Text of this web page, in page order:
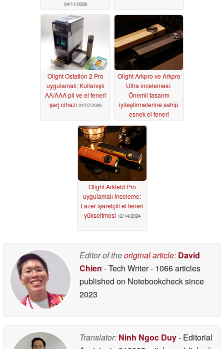
04/11/2026
Olight Ostation 2 Pro
uygulamalı: Kullanışlı
AA/AAA pil ve el feneri
şarj cihazı 01/07/2026
Olight Arkpro ve Arkpro
Ultra incelemesi:
Önemli tasarım
iyileştirmelerine sahip
esnek el feneri
11/28/2025
Olight Arkfeld Pro
uygulamalı inceleme:
Lazer işaretçili el feneri
yükseltmesi 12/14/2024
Editor of theoriginal article: David
Chien - Tech Writer- 1066 articles
published on Notebookchecksince
2023
Translator: Ninh Ngoc Duy- Editorial